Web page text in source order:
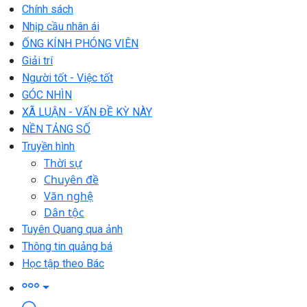
Chính sách
Nhịp cầu nhân ái
ỐNG KÍNH PHÓNG VIÊN
Giải trí
Người tốt - Việc tốt
GÓC NHÌN
XÃ LUẬN - VẤN ĐỀ KỲ NÀY
NỀN TẢNG SỐ
Truyền hình
Thời sự
Chuyên đề
Văn nghệ
Dân tộc
Tuyên Quang qua ảnh
Thông tin quảng bá
Học tập theo Bác